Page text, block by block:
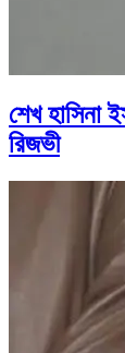
শেখ হাসিনা
রিজভী